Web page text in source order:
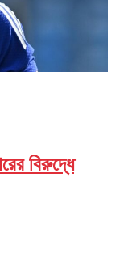
বিরুদ্ধে